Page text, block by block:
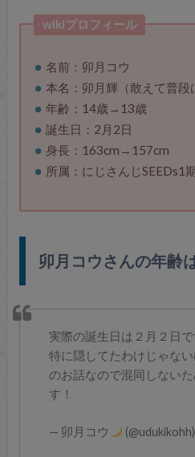
wikiプロフィール
名前：卯月コウ
本名：卯月輝（敢えて普段
年齢：14歳→13歳
誕生日：2月2日
身長：163cm→157cm
所属：にじさんじSEEDs1
卯月コウさんの年齢
実際の誕生日は２月２日で
特に隠してたわけじゃな
のお話なので混同しない
す！
— 卯月コウ (@udukikohh)